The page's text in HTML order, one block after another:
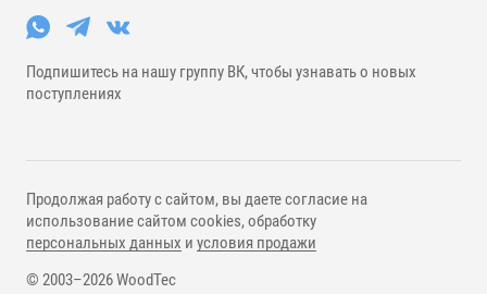
Подпишитесь на нашу группу ВК, чтобы узнавать о новых
поступлениях
© 2003–2026 WoodTec
Продолжая работу с сайтом, вы даете согласие на
использование сайтом cookies, обработку
персональных данных и условия продажи